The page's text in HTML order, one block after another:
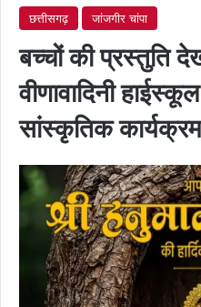
छत्तीसगढ़ जांजगीर चांपा
बच्चों की प्रस्तुति
वीणावादिनी
सांस्कृतिक